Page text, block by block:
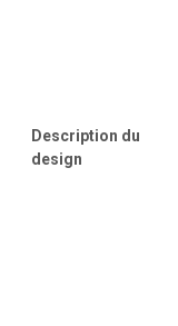
Description du
design